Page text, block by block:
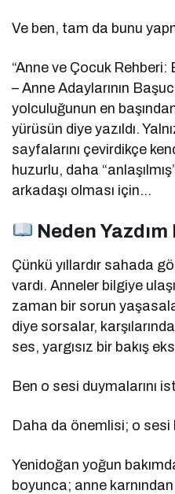
Ve ben, tam da bunu
“Anne ve Çocuk
– Anne Adaylarının
yolculuğunun en
yürüsün diye yazıldı.
sayfalarını çevirdikçe
huzurlu, daha
arkadaşı olması için…
Neden Yazdım
Çünkü yıllardır sahada
vardı. Anneler bilgiye
zaman bir sorun
diye sorsalar,
ses, yargısız bir bakış
Ben o sesi duymalarını
Daha da önemlisi; o sesi
Yenidoğan yoğun
boyunca; anne